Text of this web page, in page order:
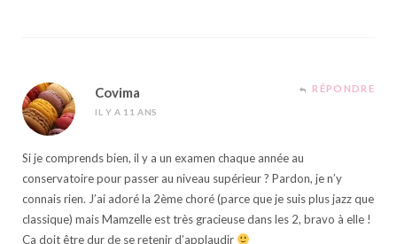
Covima
IL Y A 11 ANS
RÉPONDRE
Si je comprends bien, il y a un examen chaque année au
conservatoire pour passer au niveau supérieur ? Pardon, je n’y
connais rien. J’ai adoré la 2ème choré (parce que je suis plus jazz que
classique) mais Mamzelle est très gracieuse dans les 2, bravo à elle !
Ca doit être dur de se retenir d’applaudir